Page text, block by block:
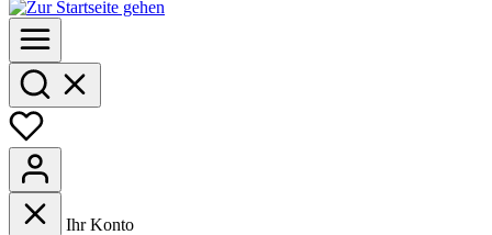
Ihr Konto